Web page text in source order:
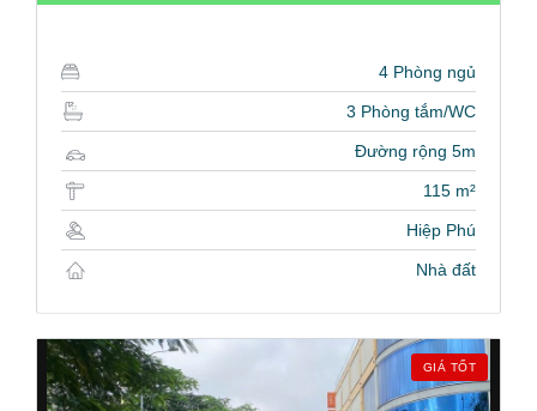
4 Phòng ngủ
3 Phòng tắm/WC
Đường rộng 5m
115 m²
Hiệp Phú
Nhà đất
GIÁ TỐT